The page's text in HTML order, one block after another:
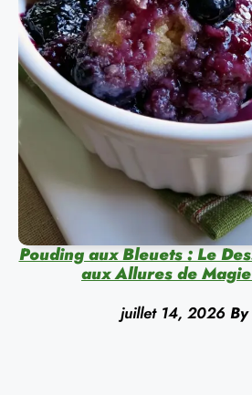
Pouding aux Bleuets : Le
aux Allures de
juillet 14, 2026 By